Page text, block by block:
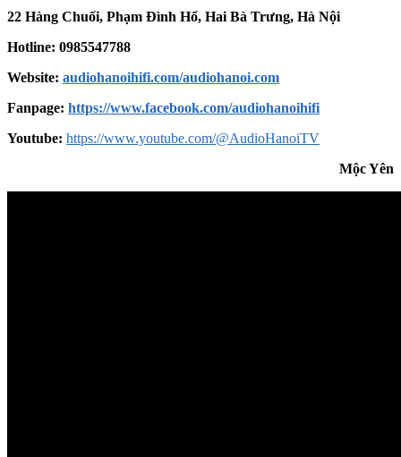
22 Hàng Chuối, Phạm Đình Hổ, Hai Bà Trưng, Hà Nội
Hotline: 0985547788
Website: audiohanoihifi.com/audiohanoi.com
Fanpage: https://www.facebook.com/audiohanoihifi
Youtube: https://www.youtube.com/@AudioHanoiTV
Mộc Yên